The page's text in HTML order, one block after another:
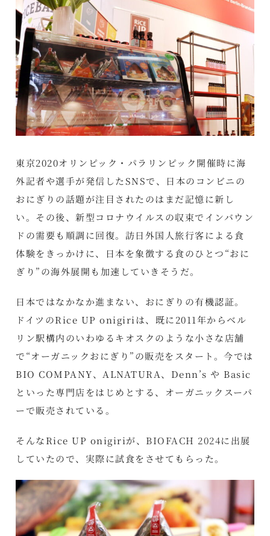
東京2020オリンピック・パラリンピック開催時に海
外記者や選手が発信したSNSで、日本のコンビニの
おにぎりの話題が注目されたのはまだ記憶に新し
い。その後、新型コロナウイルスの収束でインバウン
ドの需要も順調に回復。訪日外国人旅行客による食
体験をきっかけに、日本を象徴する食のひとつ“おに
ぎり”の海外展開も加速していきそうだ。
日本ではなかなか進まない、おにぎりの有機認証。
ドイツのRice UP onigiriは、既に2011年からベル
リン駅構内のいわゆるキオスクのような小さな店舗
で“オーガニックおにぎり”の販売をスタート。今では
BIO COMPANY、ALNATURA、Denn’s や Basic
といった専門店をはじめとする、オーガニックスーパ
ーで販売されている。
そんなRice UP onigiriが、 BIOFACH 2024に出展
していたので、実際に試食をさせてもらった。